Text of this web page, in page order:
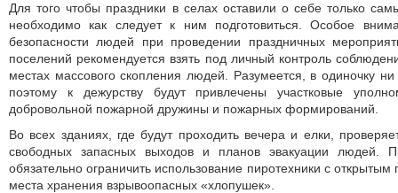
Для того чтобы праздники в селах оставили о себе только
необходимо как следует к ним подготовиться. Особое
безопасности людей при проведении праздничных
поселений рекомендуется взять под личный контроль
местах массового скопления людей. Разумеется, в одиночку ни
поэтому к дежурству будут привлечены участковые
добровольной пожарной дружины и пожарных формирований.
Во всех зданиях, где будут проходить вечера и елки,
свободных запасных выходов и планов эвакуации людей.
обязательно ограничить использование пиротехники с
места хранения взрывоопасных «хлопушек».